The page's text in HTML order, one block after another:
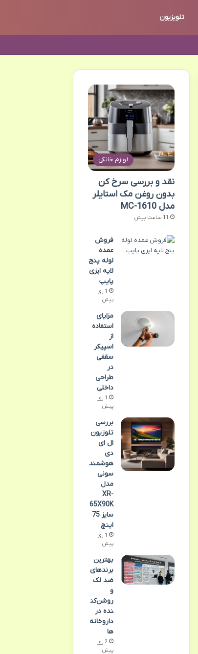
تلویزیون
لوازم خانگی
نقد و بررسی سرخ کن
بدون روغن مک استایلر
مدل MC-1610
11 ساعت پیش
فروش
عمده
لوله پنج
لایه ایزی
پایپ
1 روز
پیش
مزایای
استفاده
از
اسپیکر
سقفی
در
طراحی
داخلی
1 روز
پیش
بررسی
تلوزیون
ال ای
دی
هوشمند
سونی
مدل
XR-
65X90K
سایز 75
اینچ
1 روز
پیش
بهترین
برندهای
ضد لک
و
روشن‌کن
نده در
داروخانه‌
ها
2 روز
پیش